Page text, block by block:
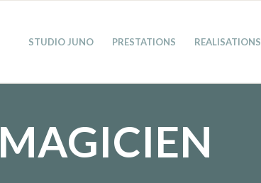
STUDIO JUNO PRESTATIONS REALISATIONS
MAGICIEN